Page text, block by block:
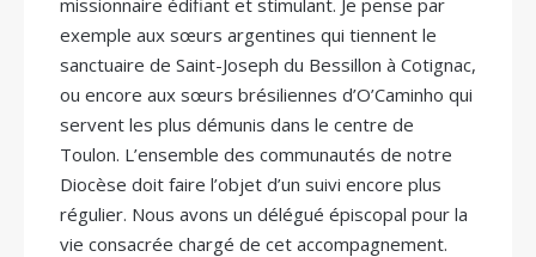
missionnaire édifiant et stimulant. Je pense par
exemple aux sœurs argentines qui tiennent le
sanctuaire de Saint-Joseph du Bessillon à Cotignac,
ou encore aux sœurs brésiliennes d’O’Caminho qui
servent les plus démunis dans le centre de
Toulon. L’ensemble des communautés de notre
Diocèse doit faire l’objet d’un suivi encore plus
régulier. Nous avons un délégué épiscopal pour la
vie consacrée chargé de cet accompagnement.